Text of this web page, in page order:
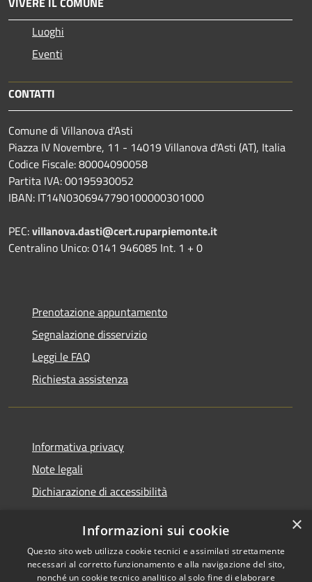
Luoghi
Eventi
CONTATTI
Comune di Villanova d'Asti
Piazza IV Novembre, 11 - 14019 Villanova d'Asti (AT), Italia
Codice Fiscale: 80004090058
Partita IVA: 00195930052
IBAN: IT14N0306947790100000301000
PEC:villanova.dasti@cert.ruparpiemonte.it
Centralino Unico: 0141 946085 Int. 1 + 0
Prenotazione appuntamento
Segnalazione disservizio
Leggi le FAQ
Richiesta assistenza
Informativa privacy
Note legali
Dichiarazione di accessibilità
RSS
Accessibilità
Comune convenzionato
Astigov
×
Informazioni sui cookie
Questo sito web utilizza cookie tecnici e assimilati strettamente
necessari al corretto funzionamento e alla navigazione del sito,
nonché un cookie tecnico analitico al solo fine di elaborare